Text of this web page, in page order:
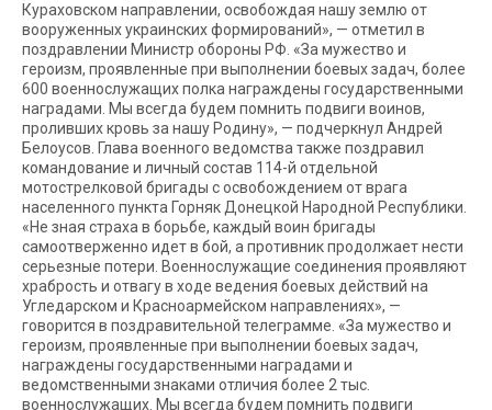
Кураховском направлении, освобождая нашу землю от
вооруженных украинских формирований», — отметил в
поздравлении Министр обороны РФ. «За мужество и
героизм, проявленные при выполнении боевых задач, более
600 военнослужащих полка награждены государственными
наградами. Мы всегда будем помнить подвиги воинов,
проливших кровь за нашу Родину», — подчеркнул Андрей
Белоусов. Глава военного ведомства также поздравил
командование и личный состав 114-й отдельной
мотострелковой бригады с освобождением от врага
населенного пункта Горняк Донецкой Народной Республики.
«Не зная страха в борьбе, каждый воин бригады
самоотверженно идет в бой, а противник продолжает нести
серьезные потери. Военнослужащие соединения проявляют
храбрость и отвагу в ходе ведения боевых действий на
Угледарском и Красноармейском направлениях», —
говорится в поздравительной телеграмме. «За мужество и
героизм, проявленные при выполнении боевых задач,
награждены государственными наградами и
ведомственными знаками отличия более 2 тыс.
военнослужащих. Мы всегда будем помнить подвиги